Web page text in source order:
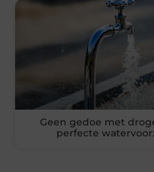
Geen gedoe met
perfecte